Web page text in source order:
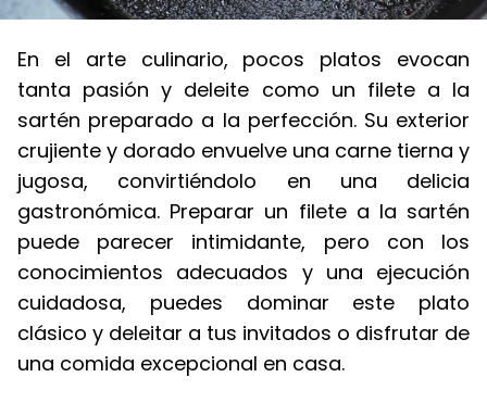
En el arte culinario, pocos platos evocan
tanta pasión y deleite como un filete a la
sartén preparado a la perfección. Su exterior
crujiente y dorado envuelve una carne tierna y
jugosa, convirtiéndolo en una delicia
gastronómica. Preparar un filete a la sartén
puede parecer intimidante, pero con los
conocimientos adecuados y una ejecución
cuidadosa, puedes dominar este plato
clásico y deleitar a tus invitados o disfrutar de
una comida excepcional en casa.